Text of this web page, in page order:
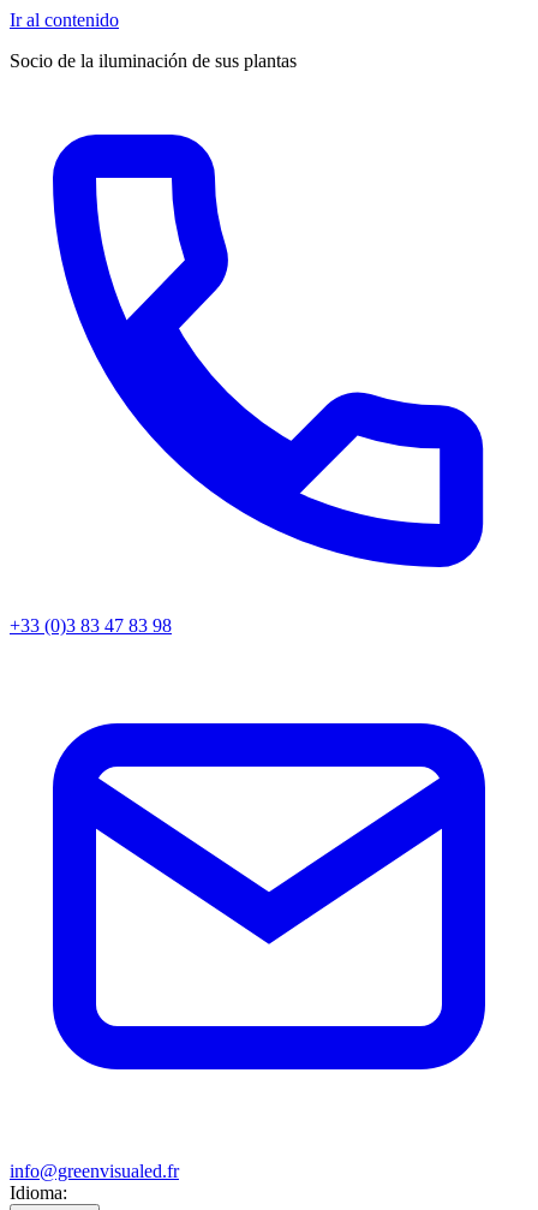
Ir al contenido
Socio de la iluminación de sus plantas
+33 (0)3 83 47 83 98
info@greenvisualed.fr
Idioma: